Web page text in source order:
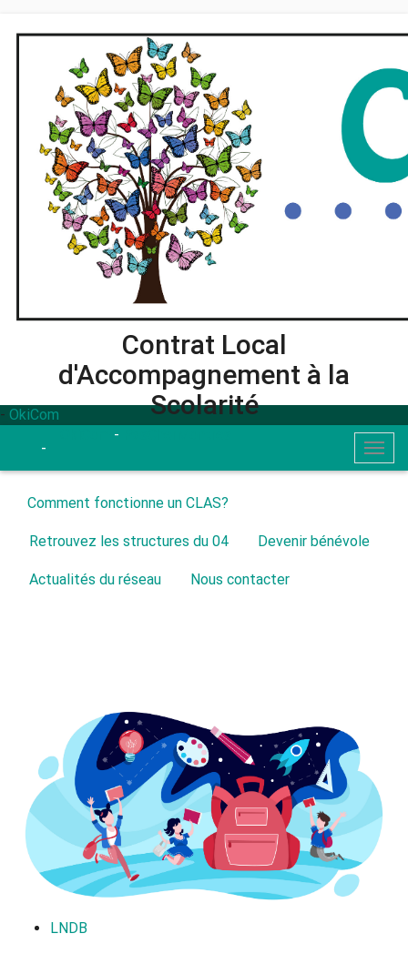
Contrat Local
d'Accompagnement à la
Scolarité
- OkiCom
-
-
Comment fonctionne un CLAS?
Retrouvez les structures du 04 Devenir bénévole
Actualités du réseau Nous contacter
LNDB